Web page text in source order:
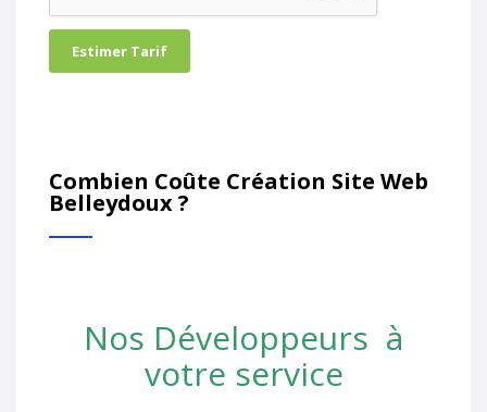
Estimer Tarif
Combien Coûte Création Site Web
Belleydoux ?
Nos Développeurs à
votre service